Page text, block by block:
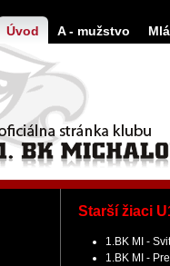
Úvod A - mužstvo
Starší žiaci
1.BK MI -
1.BK MI -